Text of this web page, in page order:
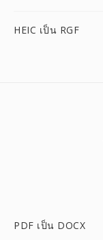
HEIC เป็น RGF
PDF เป็น DOCX